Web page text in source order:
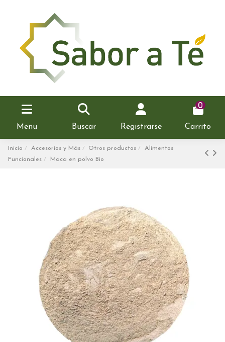
Menu Buscar Registrarse
0
Carrito
Inicio Accesorios y Más Otros productos
Alimentos
Funcionales
Maca en polvo Bio